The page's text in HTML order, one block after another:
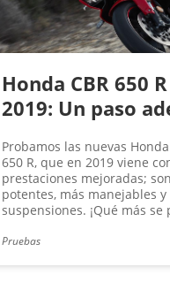
Honda CBR 650
2019: Un paso
Probamos las nuevas
650 R, que en 2019 viene
prestaciones mejoradas;
potentes, más manejables
suspensiones. ¡Qué más
Pruebas